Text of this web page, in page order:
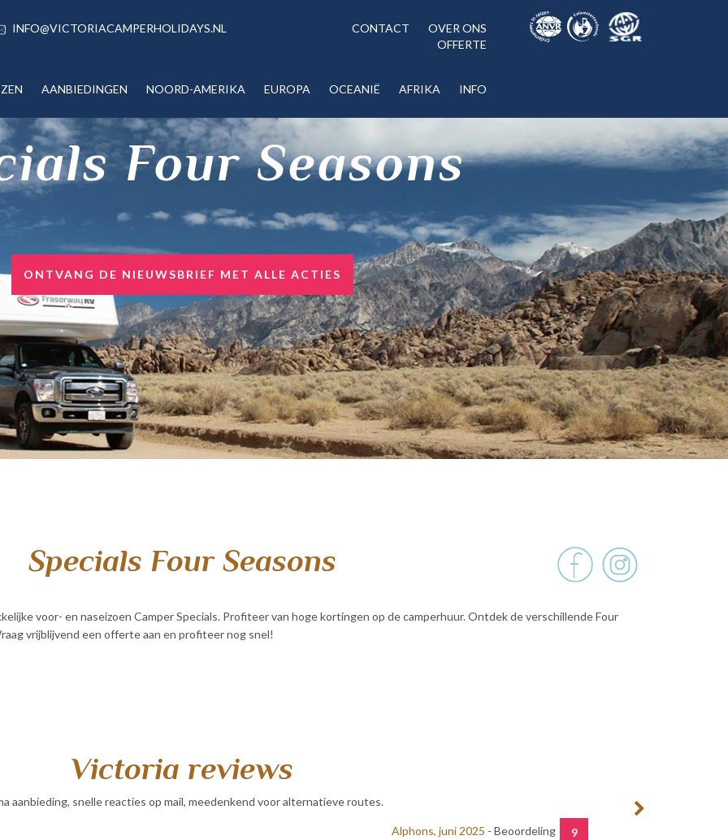
INFO@VICTORIACAMPERHOLIDAYS.NL CONTACT
OVER ONS
OFFERTE
AANBIEDINGEN NOORD-AMERIKA EUROPA OCEANIË AFRIKA INFO
Four Seasons
ONTVANG DE NIEUWSBRIEF MET ALLE ACTIES
Specials Four Seasons
voor- en naseizoen Camper Specials. Profiteer van hoge kortingen op de camperhuur. Ontdek de verschillende Four
vrijblijvend een offerte aan en profiteer nog snel!
Victoria reviews
aanbieding, snelle reacties op mail, meedenkend voor alternatieve routes.
Alphons, juni 2025 - Beoordeling 9